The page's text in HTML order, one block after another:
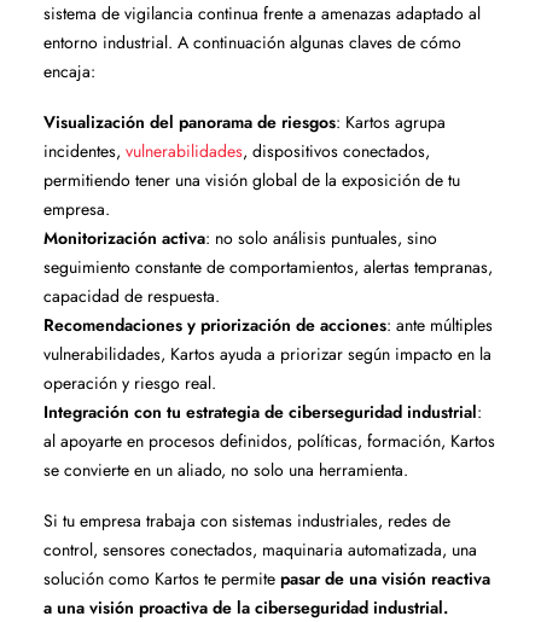
sistema de vigilancia continua frente a amenazas adaptado al
entorno industrial. A continuación algunas claves de cómo
encaja:
Visualización del panorama de riesgos: Kartos agrupa
incidentes, vulnerabilidades, dispositivos conectados,
permitiendo tener una visión global de la exposición de tu
empresa.
Monitorización activa: no solo análisis puntuales, sino
seguimiento constante de comportamientos, alertas tempranas,
capacidad de respuesta.
Recomendaciones y priorización de acciones: ante múltiples
vulnerabilidades, Kartos ayuda a priorizar según impacto en la
operación y riesgo real.
Integración con tu estrategia de ciberseguridad industrial:
al apoyarte en procesos definidos, políticas, formación, Kartos
se convierte en un aliado, no solo una herramienta.
Si tu empresa trabaja con sistemas industriales, redes de
control, sensores conectados, maquinaria automatizada, una
solución como Kartos te permite pasar de una visión reactiva
a una visión proactiva de la ciberseguridad industrial.